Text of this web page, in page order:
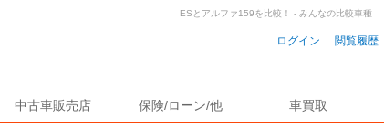
ログイン 閲覧履歴
中古車販売店 保険/ローン/他 車買取
ESとアルファ159を比較！ - みんなの比較車種